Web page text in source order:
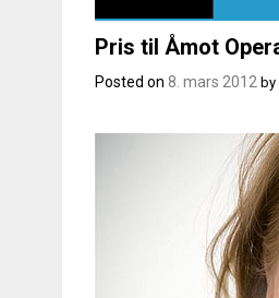
Pris til Åmot
Posted on 8. mars 2012 by